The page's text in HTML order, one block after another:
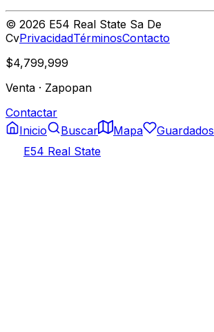
© 2026 E54 Real State Sa De
CvPrivacidadTérminosContacto
$4,799,999
Venta · Zapopan
Contactar
Inicio
Buscar Mapa Guardados
E54 Real State